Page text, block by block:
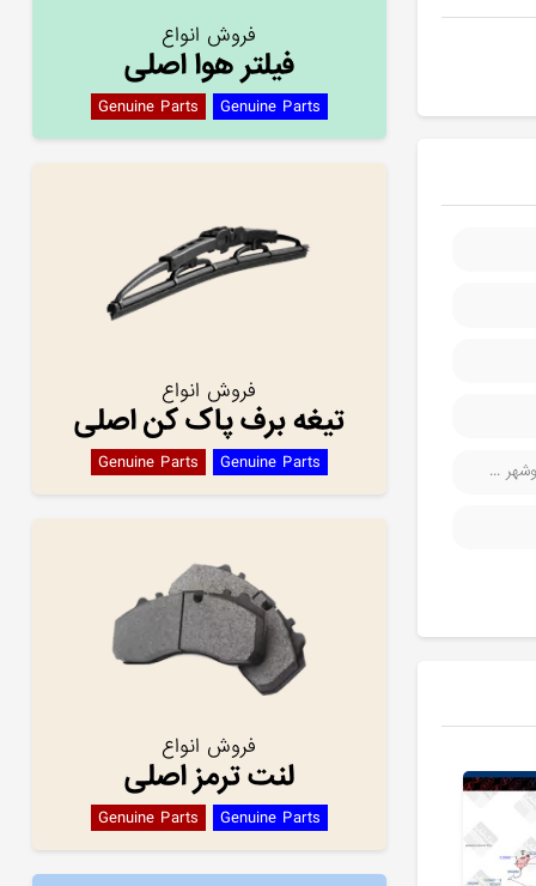
...
فروش انواع
فیلتر هوا اصلی
Genuine Parts Genuine Parts
فروش انواع
تیغه برف پاک کن اصلی
Genuine Parts Genuine Parts
فروش انواع
لنت ترمز اصلی
Genuine Parts Genuine Parts